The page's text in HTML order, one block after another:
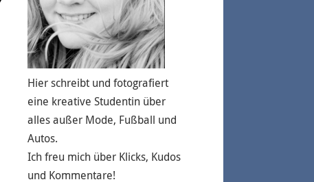
Hier schreibt und fotografiert
eine kreative Studentin über
alles außer Mode, Fußball und
Autos.
Ich freu mich über Klicks, Kudos
und Kommentare!